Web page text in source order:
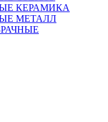
КЕРАМИКА
МЕТАЛЛ